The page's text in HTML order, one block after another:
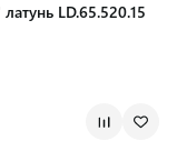
LD.65.520.15